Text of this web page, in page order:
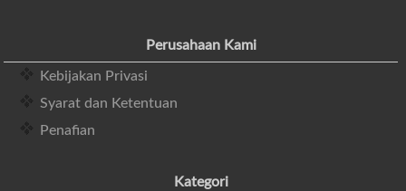
Perusahaan Kami
Kebijakan Privasi
Syarat dan Ketentuan
Penafian
Kategori